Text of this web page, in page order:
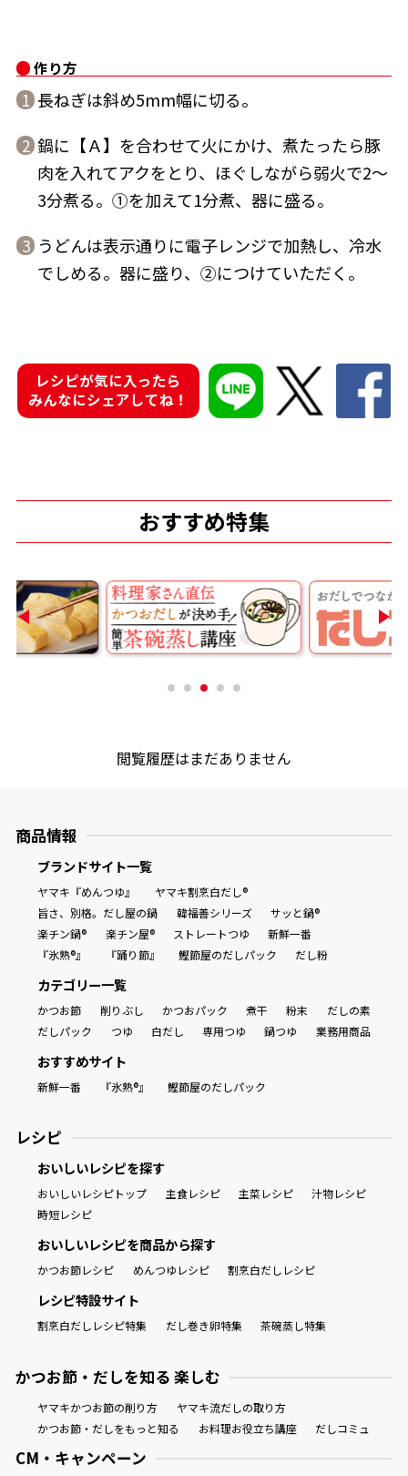
新鮮一番 『氷熟®』
『踊り節』
鰹節屋の
だしパック
だし粉
新鮮一番
だしパック
作り方
1 長ねぎは斜め5mm幅に切る。
2 鍋に【Ａ】を合わせて火にかけ、煮たったら豚
肉を入れてアクをとり、ほぐしながら弱火で2～
3分煮る。①を加えて1分煮、器に盛る。
3 うどんは表示通りに電子レンジで加熱し、冷水
でしめる。器に盛り、②につけていただく。
レシピが気に入ったら
みんなにシェアしてね！
おすすめ特集
閲覧履歴はまだありません
商品情報
ブランドサイト一覧
ヤマキ『めんつゆ』
ヤマキ割烹白だし®
旨さ、別格。だし屋の鍋
韓福善シリーズ
サッと鍋®
楽チン鍋®
楽チン屋® ストレートつゆ
新鮮一番
『氷熟®』
『踊り節』 鰹節屋のだしパック だし粉
カテゴリー一覧
かつお節 削りぶし かつおパック 煮干 粉末
だしの素
だしパック
つゆ 白だし 専用つゆ 鍋つゆ 業務用商品
おすすめサイト
新鮮一番 『氷熟®』 鰹節屋のだしパック
レシピ
おいしいレシピを探す
おいしいレシピトップ 主食レシピ 主菜レシピ
汁物レシピ
時短レシピ
おいしいレシピを商品から探す
かつお節レシピ めんつゆレシピ 割烹白だしレシピ
レシピ特設サイト
割烹白だしレシピ特集 だし巻き卵特集 茶碗蒸し特集
かつお節・だしを知る 楽しむ
ヤマキかつお節の削り方
ヤマキ流だしの取り方
かつお節・だしをもっと知る
お料理お役立ち講座 だしコミュ
CM・キャンペーン